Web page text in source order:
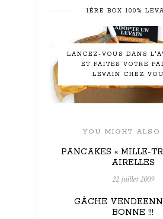
1ÈRE BOX 100%
LANCEZ-VOUS DANS
ET FAITES VOTRE
LEVAIN CHEZ
YOU MIGHT ALSO
PANCAKES « MILLE-
AIRELLES
22 juillet 2009
GÂCHE
BONNE !!!